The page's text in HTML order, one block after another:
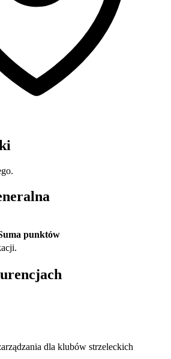
punktów
dla klubów strzeleckich